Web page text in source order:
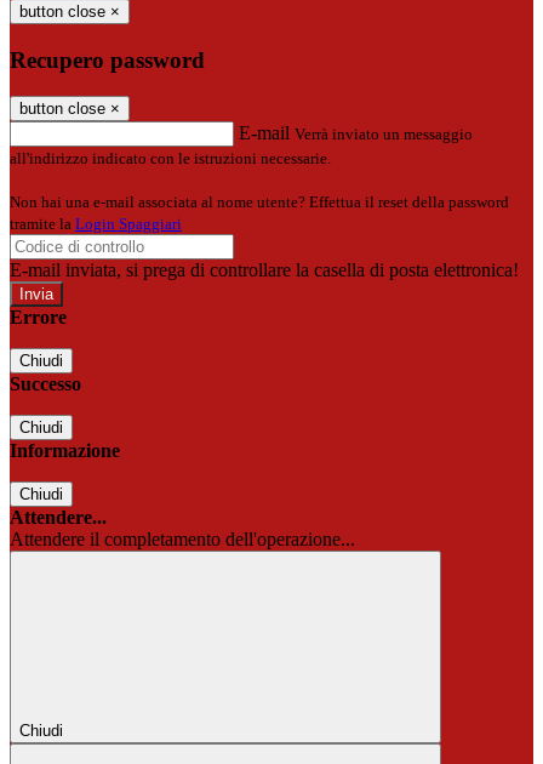
button close ×
Recupero password
button close ×
E-mail Verrà inviato un messaggio
all'indirizzo indicato con le istruzioni necessarie.
Non hai una e-mail associata al nome utente? Effettua il reset della password
tramite la Login Spaggiari
E-mail inviata, si prega di controllare la casella di posta elettronica!
Errore
Chiudi
Successo
Chiudi
Informazione
Chiudi
Attendere...
Attendere il completamento dell'operazione...
Chiudi